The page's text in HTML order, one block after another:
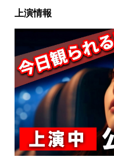
上演情報